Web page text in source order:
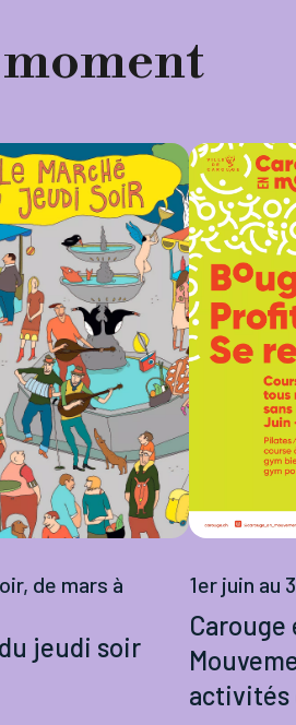
de mars à
jeudi soir
1er juin au
Carouge
activités